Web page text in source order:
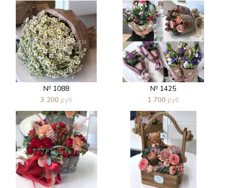
В 1 клик
В 1 клик
№ 1088
3 200 руб
В 1 клик
№ 1425
1 700 руб
В 1 клик